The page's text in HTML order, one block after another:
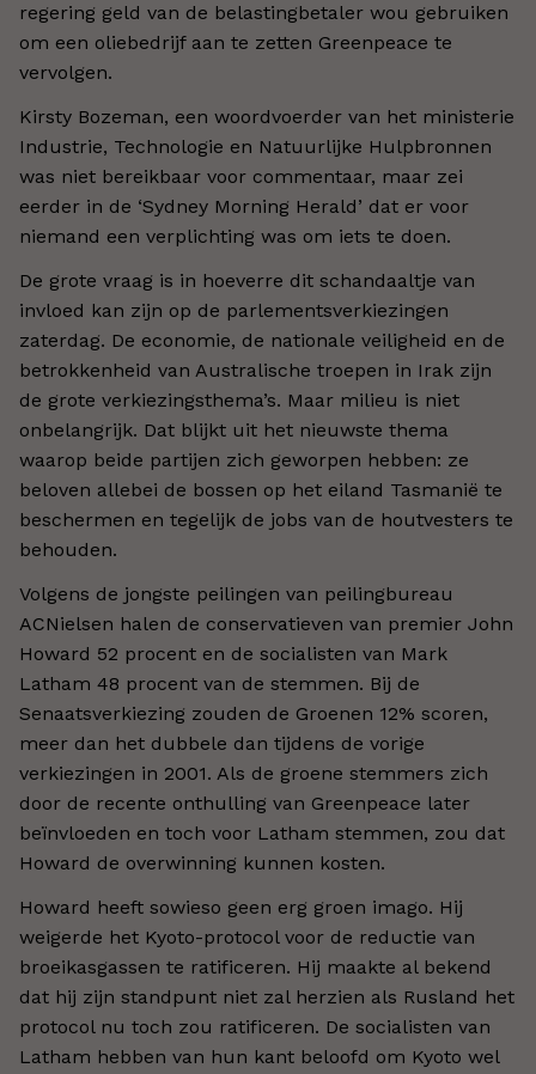
regering geld van de belastingbetaler wou gebruiken
om een oliebedrijf aan te zetten Greenpeace te
vervolgen.
Kirsty Bozeman, een woordvoerder van het ministerie
Industrie, Technologie en Natuurlijke Hulpbronnen
was niet bereikbaar voor commentaar, maar zei
eerder in de ‘Sydney Morning Herald’ dat er voor
niemand een verplichting was om iets te doen.
De grote vraag is in hoeverre dit schandaaltje van
invloed kan zijn op de parlementsverkiezingen
zaterdag. De economie, de nationale veiligheid en de
betrokkenheid van Australische troepen in Irak zijn
de grote verkiezingsthema’s. Maar milieu is niet
onbelangrijk. Dat blijkt uit het nieuwste thema
waarop beide partijen zich geworpen hebben: ze
beloven allebei de bossen op het eiland Tasmanië te
beschermen en tegelijk de jobs van de houtvesters te
behouden.
Volgens de jongste peilingen van peilingbureau
ACNielsen halen de conservatieven van premier John
Howard 52 procent en de socialisten van Mark
Latham 48 procent van de stemmen. Bij de
Senaatsverkiezing zouden de Groenen 12% scoren,
meer dan het dubbele dan tijdens de vorige
verkiezingen in 2001. Als de groene stemmers zich
door de recente onthulling van Greenpeace later
beïnvloeden en toch voor Latham stemmen, zou dat
Howard de overwinning kunnen kosten.
Howard heeft sowieso geen erg groen imago. Hij
weigerde het Kyoto-protocol voor de reductie van
broeikasgassen te ratificeren. Hij maakte al bekend
dat hij zijn standpunt niet zal herzien als Rusland het
protocol nu toch zou ratificeren. De socialisten van
Latham hebben van hun kant beloofd om Kyoto wel